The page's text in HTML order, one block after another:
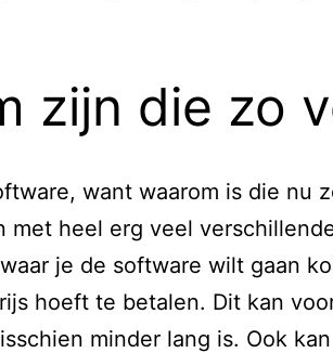
zijn die zo
want waarom is die nu
heel erg veel
je de software wilt gaan
hoeft te betalen. Dit kan
minder lang is. Ook